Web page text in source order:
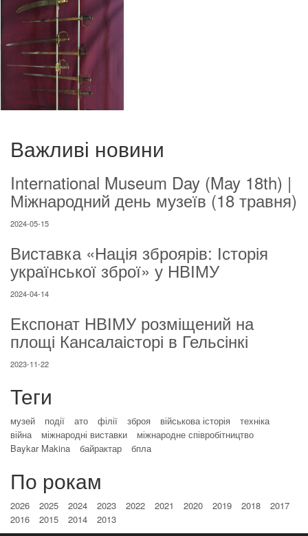
Важливі новини
International Museum Day (May 18th) |
Міжнародний день музеїв (18 травня)
2024-05-15
Виставка «Нація зброярів: Історія
української зброї» у НВІМУ
2024-04-14
Експонат НВІМУ розміщений на
площі Кансалаісторі в Гельсінкі
2023-11-22
Теги
музей події ато філії зброя військова історія
техніка
війна
міжнародні виставки
міжнародне співробітництво
Baykar Makina
байрактар бпла
По рокам
2026 2025 2024 2023 2022 2021 2020 2019 2018
2017
2016
2015 2014 2013